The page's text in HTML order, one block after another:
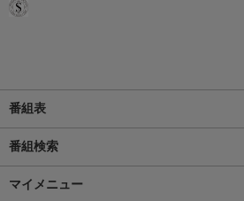
番組表
番組検索
マイメニュー